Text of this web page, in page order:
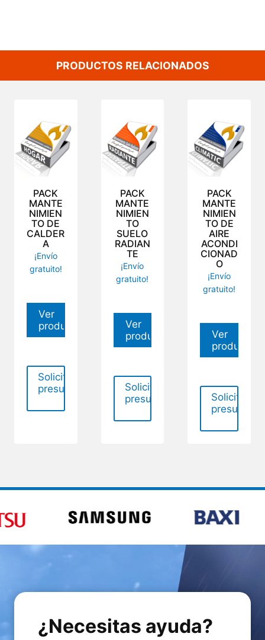
PRODUCTOS RELACIONADOS
PACK
MANTE
NIMIEN
TO DE
CALDER
A
¡Envío
gratuito!
Ver
producto
Solicitar
presupuesto
PACK
MANTE
NIMIEN
TO
SUELO
RADIAN
TE
¡Envío
gratuito!
Ver
producto
Solicitar
presupuesto
PACK
MANTE
NIMIEN
TO DE
AIRE
ACONDI
CIONAD
O
¡Envío
gratuito!
Ver
producto
Solicitar
¿Necesitas ayuda?